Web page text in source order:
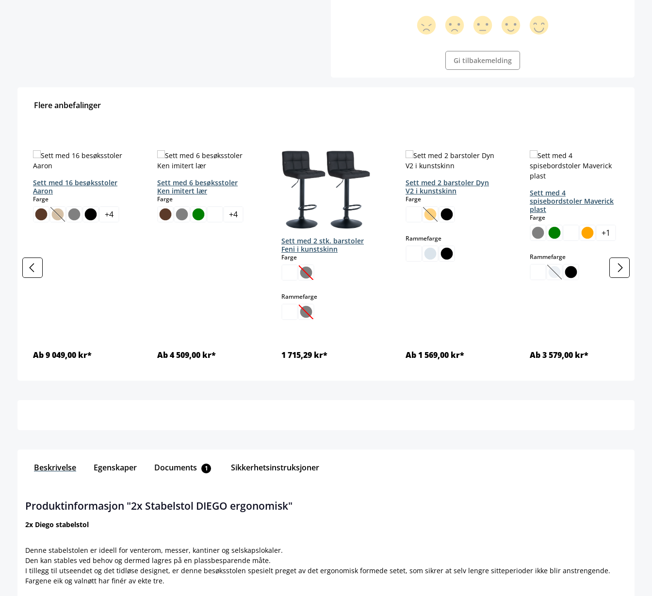
Gi tilbakemelding
Flere anbefalinger
Sett med 16 besøksstoler
Aaron
Fargeselect
(Dette alternativet er foreløpig ikke tilgjengelig.)
+4
Ab 9 049,00 kr*
Sett med 6 besøksstoler
Ken imitert lær
Fargeselect
+4
Ab 4 509,00 kr*
Sett med 2 stk. barstoler
Feni i kunstskinn
Fargeselect
(Dette alternativet er foreløpig ikke tilgjengelig.)
Rammefargeselect
(Dette alternativet er foreløpig ikke tilgjengelig.)
1 715,29 kr*
Sett med 2 barstoler Dyn
V2 i kunstskinn
Fargeselect
(Dette alternativet er foreløpig ikke tilgjengelig.)
Rammefargeselect
Ab 1 569,00 kr*
Sett med 4
spisebordstoler Maverick
plast
Fargeselect
+1
Rammefargeselect
(Dette alternativet er
Ab 3 579,00 kr*
Beskrivelse Egenskaper Documents 1 Sikkerhetsinstruksjoner
Produktinformasjon "2x Stabelstol DIEGO ergonomisk"
2x Diego stabelstol
Denne stabelstolen er ideell for venterom, messer, kantiner og selskapslokaler.
Den kan stables ved behov og dermed lagres på en plassbesparende måte.
I tillegg til utseendet og det tidløse designet, er denne besøksstolen spesielt preget av det ergonomisk formede setet, som sikrer at selv lengre sitteperioder ikke blir anstrengende.
Fargene eik og valnøtt har finér av ekte tre.